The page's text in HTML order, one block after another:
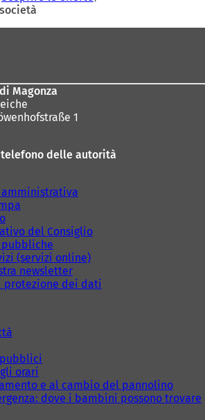
Magonza
1
telefono delle autorità
amministrativa
del Consiglio
(servizi online)
newsletter
protezione dei dati
orari
e al cambio del pannolino
dove i bambini possono trovare